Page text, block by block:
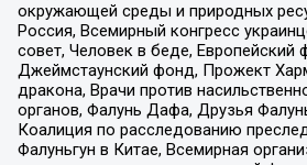
окружающей среды и природных
Россия, Всемирный конгресс
совет, Человек в беде,
Джеймстаунский фонд, Прожект
дракона, Врачи против
органов, Фалунь Дафа, Друзья
Коалиция по расследованию
Фалуньгун в Китае, Всемирная